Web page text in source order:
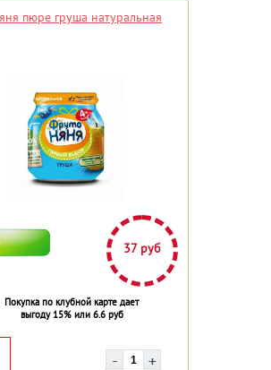
пюре груша натуральная
37 руб
Покупка по клубной карте дает
выгоду 15% или 6.6 руб